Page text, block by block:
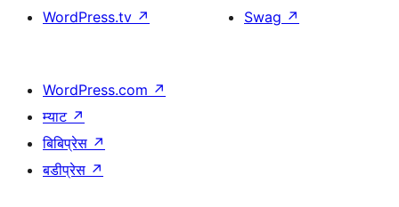
WordPress.tv ↗
Swag ↗
WordPress.com ↗
म्याट ↗
बिबिप्रेस ↗
बडीप्रेस ↗